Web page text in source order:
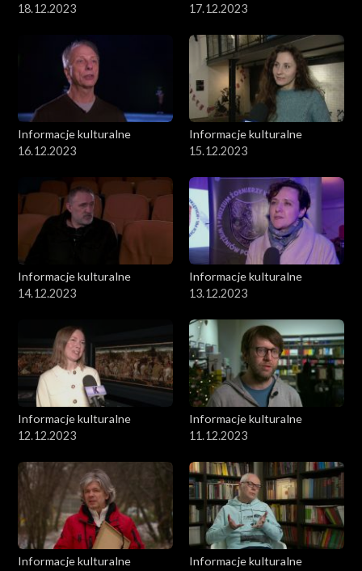
18.12.2023
17.12.2023
Informacje kulturalne
16.12.2023
Informacje kulturalne
15.12.2023
Informacje kulturalne
14.12.2023
Informacje kulturalne
13.12.2023
Informacje kulturalne
12.12.2023
Informacje kulturalne
11.12.2023
Informacje kulturalne
Informacje kulturalne